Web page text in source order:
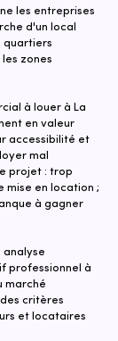
les entreprises
d'un local
quartiers
zones
à louer à La
en valeur
accessibilité et
mal
projet : trop
mise en location ;
à gagner
analyse
professionnel à
marché
critères
et locataires